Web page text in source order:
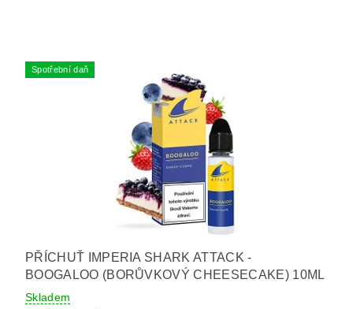
Spotřební daň
PŘÍCHUŤ IMPERIA SHARK ATTACK -
BOOGALOO (BORŮVKOVÝ CHEESECAKE) 10ML
Skladem